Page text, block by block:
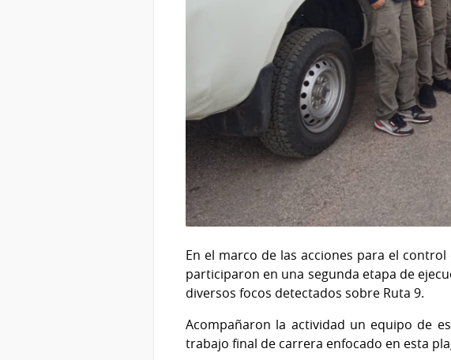
En el marco de las acciones para el
participaron en una segunda etapa de
diversos focos detectados sobre Ruta 9.
Acompañaron la actividad un equipo de
trabajo final de carrera enfocado en esta